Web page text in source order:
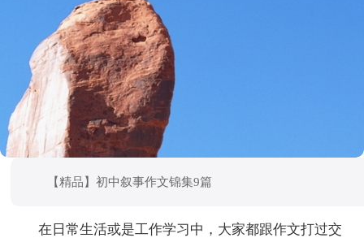
【精品】初中叙事作文锦集9篇
在日常生活或是工作学习中，大家都跟作文打过交